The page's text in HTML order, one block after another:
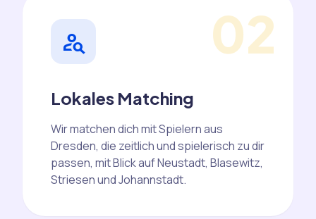
02
person_search
Lokales Matching
Wir matchen dich mit Spielern aus
Dresden, die zeitlich und spielerisch zu dir
passen, mit Blick auf Neustadt, Blasewitz,
Striesen und Johannstadt.